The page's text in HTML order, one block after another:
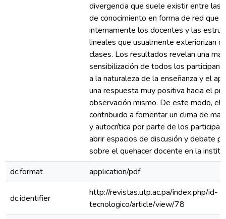
divergencia que suele existir entre las
de conocimiento en forma de red que
internamente los docentes y las
lineales que usualmente exteriorizan
clases. Los resultados revelan una
sensibilización de todos los
a la naturaleza de la enseñanza y el
una respuesta muy positiva hacia el
observación mismo. De este modo, el
contribuido a fomentar un clima de
y autocrítica por parte de los
abrir espacios de discusión y debate
sobre el quehacer docente en la
dc.format
application/pdf
dc.identifier
http://revistas.utp.ac.pa/index.php/id-
tecnologico/article/view/78